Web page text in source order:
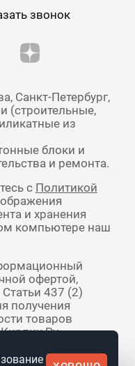
звонок
Санкт-Петербург,
(строительные,
из
блоки и
и ремонта.
с Политикой
и хранения
компьютере наш
офертой,
437 (2)
получения
товаров
Ру.